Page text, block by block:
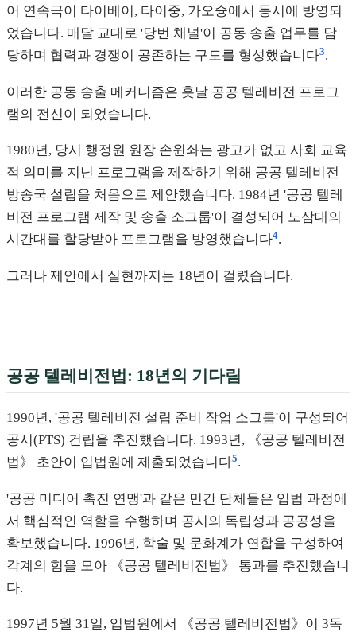
어 연속극이 타이베이, 타이중, 가오슝에서 동시에 방영되
었습니다. 매달 교대로 '당번 채널'이 공동 송출 업무를 담
당하며 협력과 경쟁이 공존하는 구도를 형성했습니다3.
이러한 공동 송출 메커니즘은 훗날 공공 텔레비전 프로그
램의 전신이 되었습니다.
1980년, 당시 행정원 원장 손윈솨는 광고가 없고 사회 교육
적 의미를 지닌 프로그램을 제작하기 위해 공공 텔레비전
방송국 설립을 처음으로 제안했습니다. 1984년 '공공 텔레
비전 프로그램 제작 및 송출 소그룹'이 결성되어 노삼대의
시간대를 할당받아 프로그램을 방영했습니다4.
그러나 제안에서 실현까지는 18년이 걸렸습니다.
공공 텔레비전법: 18년의 기다림
1990년, '공공 텔레비전 설립 준비 작업 소그룹'이 구성되어
공시(PTS) 건립을 추진했습니다. 1993년, 《공공 텔레비전
법》 초안이 입법원에 제출되었습니다5.
'공공 미디어 촉진 연맹'과 같은 민간 단체들은 입법 과정에
서 핵심적인 역할을 수행하며 공시의 독립성과 공공성을
확보했습니다. 1996년, 학술 및 문화계가 연합을 구성하여
각계의 힘을 모아 《공공 텔레비전법》 통과를 추진했습니
다.
1997년 5월 31일, 입법원에서 《공공 텔레비전법》이 3독